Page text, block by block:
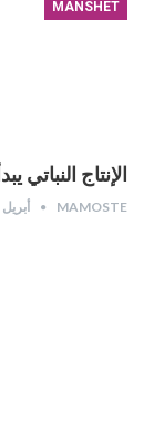
MANSHET
الإنتاج
MAMOSTE أبريل 3, 2019